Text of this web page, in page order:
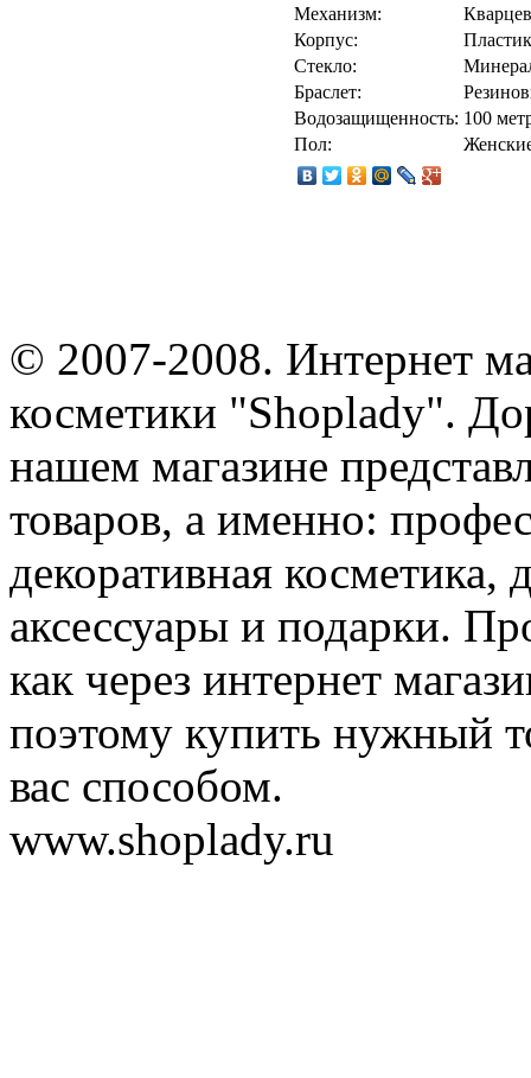
Механизм:
Корпус:
Пластик
Стекло:
Браслет:
Водозащищенность: 100
Пол:
© 2007-2008. Интернет
косметики "Shoplady".
нашем магазине
товаров, а именно:
декоративная косметика,
аксессуары и подарки.
как через интернет
поэтому купить нужный
вас способом.
www.shoplady.ru